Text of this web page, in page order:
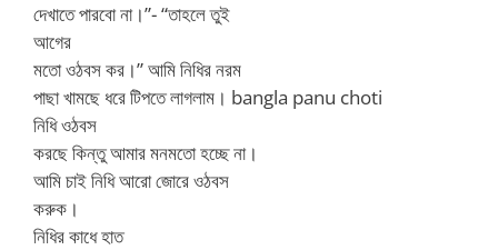
দেখাতে পারবো না।”- “তাহলে তুই
আগের
মতো ওঠবস কর।” আমি নিধির নরম
পাছা খামছে ধরে টিপতে লাগলাম। bangla panu choti
নিধি ওঠবস
করছে কিন্তু আমার মনমতো হচ্ছে না।
আমি চাই নিধি আরো জোরে ওঠবস
করুক।
নিধির কাধে হাত